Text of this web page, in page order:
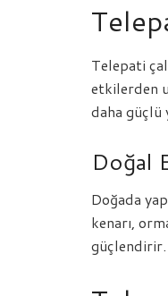
Telepati
etkilerden
daha güçlü
Doğal
Doğada
kenarı,
güçlendirir.